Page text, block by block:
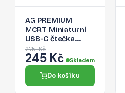
AG PREMIUM
MCRT Miniaturní
USB-C čtečka
Micro SD karet,
zlatá
275 Kč
245 Kč Skladem
Do košíku